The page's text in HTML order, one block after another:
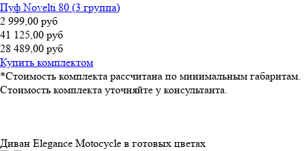
Пуф Novelti 80 (3 группа)
2 999,00 руб
41 125,00 руб
28 489,00 руб
Купить комплектом
*Стоимость комплекта рассчитана по минимальным габаритам.
Стоимость комплекта уточняйте у консультанта.
Диван Elegance Motocycle в готовых цветах